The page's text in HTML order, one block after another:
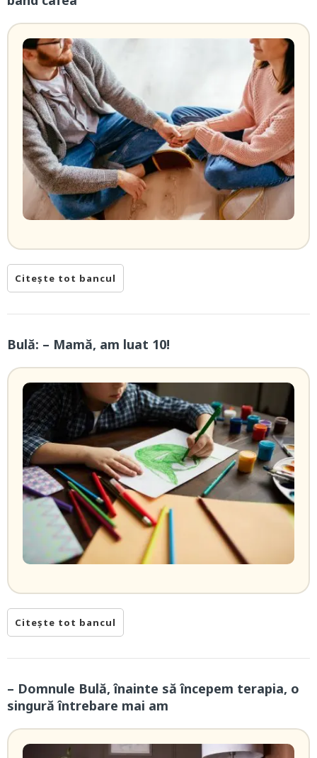
Citește tot bancul
Bulă: – Mamă, am luat 10!
Citește tot bancul
– Domnule Bulă, înainte să începem terapia, o
singură întrebare mai am